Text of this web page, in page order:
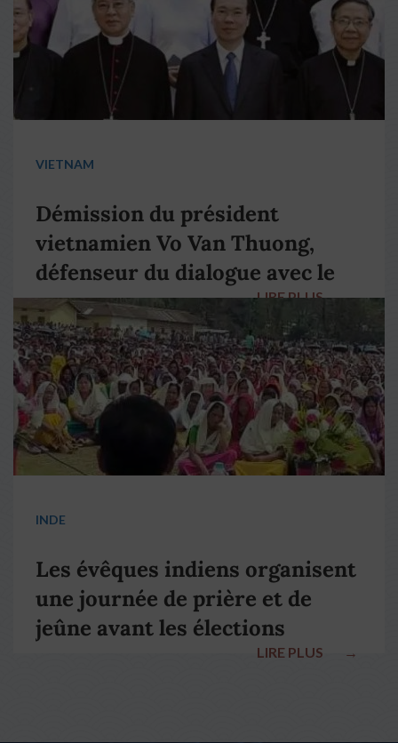
VIETNAM
Démission du président
vietnamien Vo Van Thuong,
défenseur du dialogue avec le
pape François
LIRE PLUS →
INDE
Les évêques indiens organisent
une journée de prière et de
jeûne avant les élections
LIRE PLUS →